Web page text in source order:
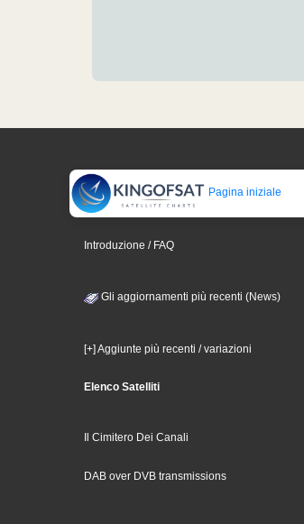
Pagina iniziale
Introduzione / FAQ
Gli aggiornamenti più recenti (News)
[+] Aggiunte più recenti / variazioni
Elenco Satelliti
Il Cimitero Dei Canali
DAB over DVB transmissions